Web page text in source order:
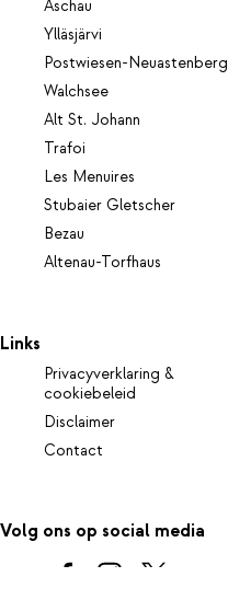
Aschau
Ylläsjärvi
Postwiesen-Neuastenberg
Walchsee
Alt St. Johann
Trafoi
Les Menuires
Stubaier Gletscher
Bezau
Altenau-Torfhaus
Links
Privacyverklaring &
cookiebeleid
Disclaimer
Contact
Volg ons op social media